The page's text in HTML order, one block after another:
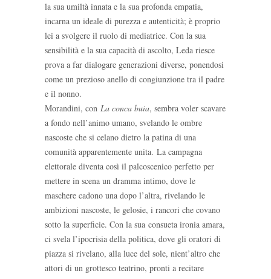
la sua umiltà innata e la sua profonda empatia,
incarna un ideale di purezza e autenticità; è proprio
lei a svolgere il ruolo di mediatrice. Con la sua
sensibilità e la sua capacità di ascolto, Leda riesce
prova a far dialogare generazioni diverse, ponendosi
come un prezioso anello di congiunzione tra il padre
e il nonno.
Morandini, con La conca buia, sembra voler scavare
a fondo nell’animo umano, svelando le ombre
nascoste che si celano dietro la patina di una
comunità apparentemente unita. La campagna
elettorale diventa così il palcoscenico perfetto per
mettere in scena un dramma intimo, dove le
maschere cadono una dopo l’altra, rivelando le
ambizioni nascoste, le gelosie, i rancori che covano
sotto la superficie. Con la sua consueta ironia amara,
ci svela l’ipocrisia della politica, dove gli oratori di
piazza si rivelano, alla luce del sole, nient’altro che
attori di un grottesco teatrino, pronti a recitare